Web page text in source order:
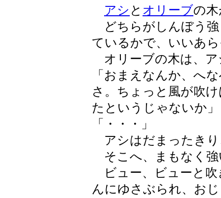
アシ と オリーブの
どちらがしんぼう強
ているかで、いいあ
オリーブの木は、ア
「おまえなんか、へ
さ。ちょっと風が吹
たというじゃないか」
「・・・」
アシはだまったきり
そこへ、まもなく強
ビュー、ビューと吹
んにゆさぶられ、お